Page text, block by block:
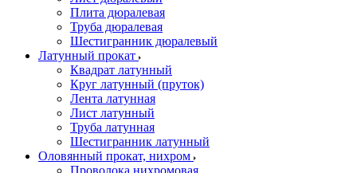
Плита дюралевая
Труба дюралевая
Шестигранник дюралевый
Латунный прокат
Квадрат латунный
Круг латунный (пруток)
Лента латунная
Лист латунный
Труба латунная
Шестигранник латунный
Оловянный прокат, нихром
Проволока нихромовая